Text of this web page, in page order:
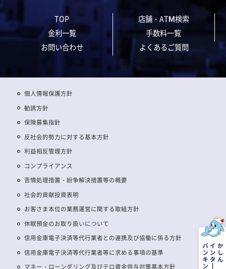
TOP
店舗・ATM検索
金利一覧
手数料一覧
お問い合わせ
よくあるご質問
個人情報保護方針
勧誘方針
保険募集指針
反社会的勢力に対する基本方針
利益相反管理方針
コンプライアンス
苦情処理措置・紛争解決措置等の概要
社会的貢献投資表明
お客さま本位の業務運営に関する取組方針
休眠預金のお取り扱いについて
信用金庫電子決済等代行業者との連携及び協働に係る方針
信用金庫電子決済等代行業者等に求める事項の基準
マネー・ローンダリング及びテロ資金供与対策基本方針